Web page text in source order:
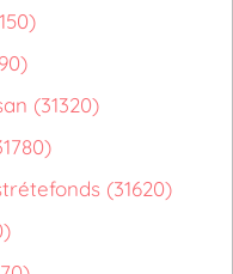
(31320)
(31620)